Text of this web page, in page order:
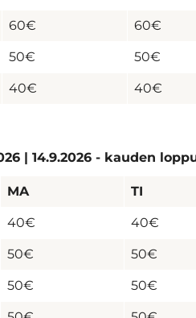
60€ 60€
50€ 50€
40€ 40€
| 14.9.2026 - kauden
MA TI
40€ 40€
50€ 50€
50€ 50€